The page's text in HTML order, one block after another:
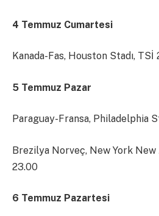
4 Temmuz Cumartesi
Kanada-Fas, Houston Stadı, TSİ
5 Temmuz Pazar
Paraguay-Fransa, Philadelphia
Brezilya Norveç, New York New
23.00
6 Temmuz Pazartesi